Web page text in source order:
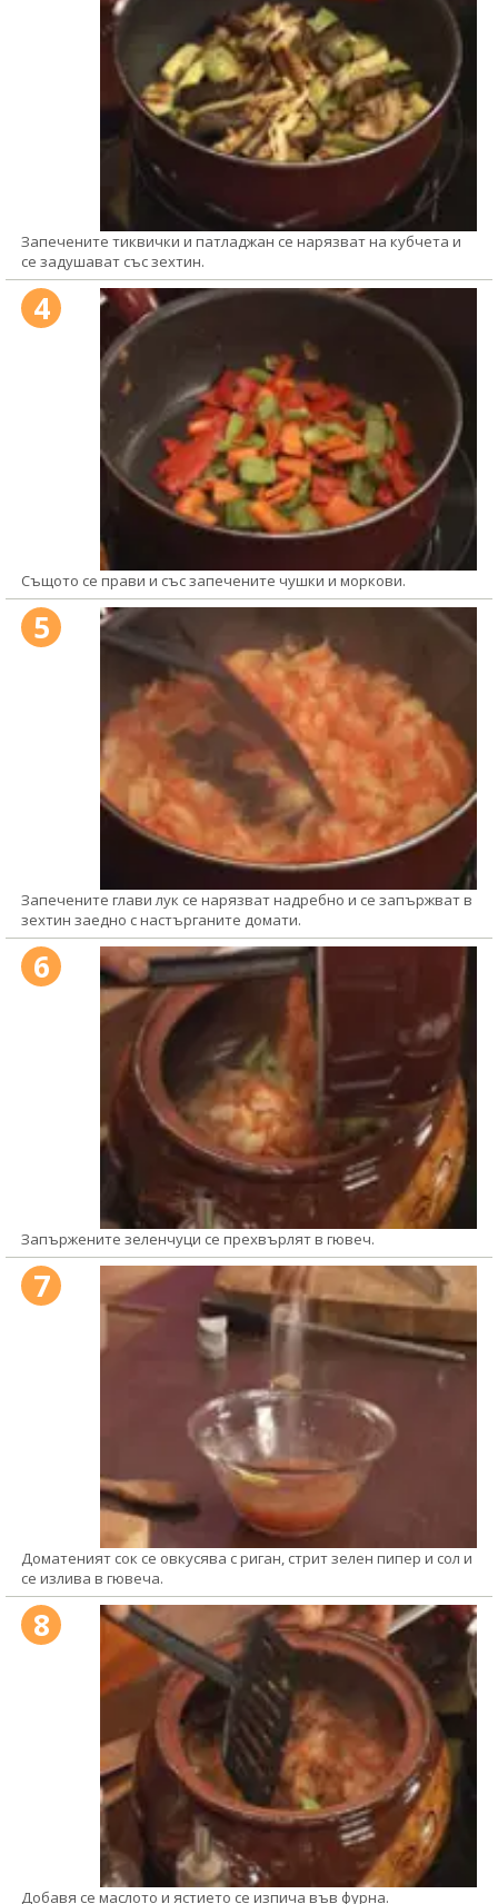
Запечените тиквички и патладжан се нарязват на кубчета и
се задушават със зехтин.
4
Същото се прави и със запечените чушки и моркови.
5
Запечените глави лук се нарязват надребно и се запържват в
зехтин заедно с настърганите домати.
6
Запържените зеленчуци се прехвърлят в гювеч.
7
Доматеният сок се овкусява с риган, стрит зелен пипер и сол и
се излива в гювеча.
8
Добавя се маслото и ястието се изпича във фурна.